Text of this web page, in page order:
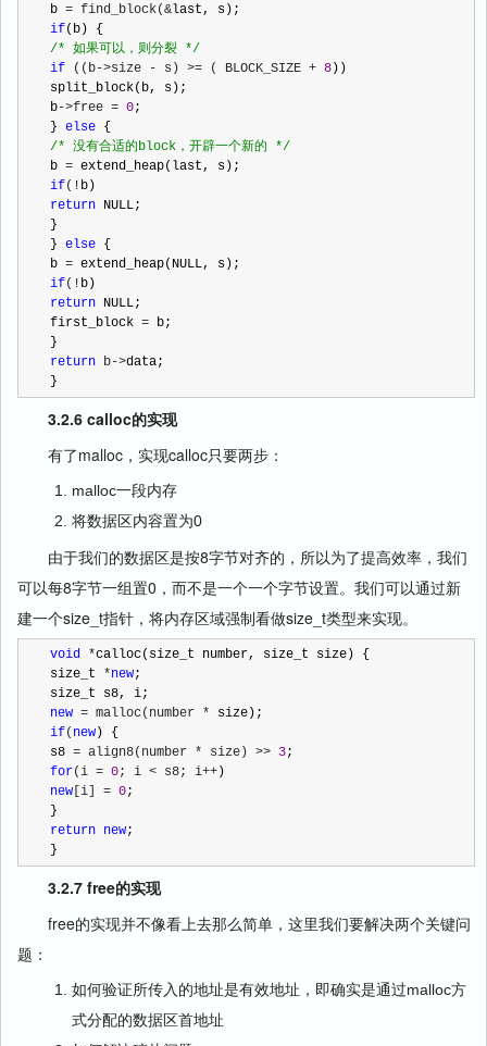
b = find_block(&
if
/* 如果可以，则分裂 */
if ((b->size - s) >= ( BLOCK_SIZE + 8))
split_block(b, s);
b->free = 0;
} else
/* 没有合适的block，开辟一个新的 */
b =
if(!
return NULL;
}
} else {
b =
if(!
return NULL;
first_block = b;
return b->data;
}
3.2.6 calloc的实现
有了malloc，实现calloc只要两步：
malloc一段内存
将数据区内容置为0
由于我们的数据区是按8字节对齐的，所以为了提高效率，我们
可以每8字节一组置0，而不是一个一个字节设置。我们可以通过新
建一个size_t指针，将内存区域强制看做size_t类型来实现。
void *calloc(size_t number, size_t size) {
size_t *new;
new = malloc(number *
if( new) {
s8 = align8(number * size) >> 3
for(i = 0; i < s8; i++
new [i] = 0;
return new;
}
3.2.7 free的实现
free的实现并不像看上去那么简单，这里我们要解决两个关键问
题：
如何验证所传入的地址是有效地址，即确实是通过malloc方
式分配的数据区首地址